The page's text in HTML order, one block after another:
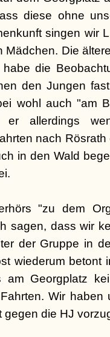
diese ohne
singen wir
Mädchen. Die
die
den Jungen
wohl auch "am
er allerdings
nach
in den Wald
"zu dem
sagen, dass wir
der Gruppe in
wiederum betont
Georgplatz
Wir
gegen die HJ